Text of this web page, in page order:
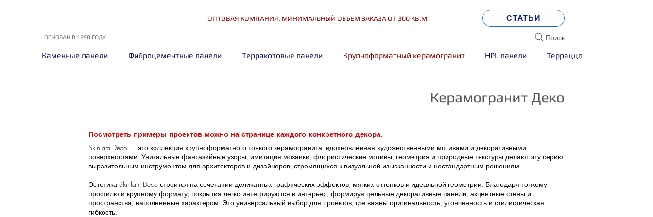
ОСНОВАН В 1998 ГОДУ
ОПТОВАЯ КОМПАНИЯ. МИНИМАЛЬНЫЙ ОБЪЕМ ЗАКАЗА ОТ 300 КВ.М СТАТЬИ
Поиск
Каменные панели
Фиброцементные панели Терракотовые панели Крупноформатный керамогранит HPL панели Терраццо
Керамогранит Деко
Посмотреть примеры проектов можно на странице каждого конкретного декора.
Skinlam Deco — это коллекция крупноформатного тонкого керамогранита, вдохновлённая художественными мотивами и декоративными
поверхностями. Уникальные фантазийные узоры, имитация мозаики, флористические мотивы, геометрия и природные текстуры делают эту серию
выразительным инструментом для архитекторов и дизайнеров, стремящихся к визуальной изысканности и нестандартным решениям.
Эстетика Skinlam Deco строится на сочетании деликатных графических эффектов, мягких оттенков и идеальной геометрии. Благодаря тонкому
профилю и крупному формату, покрытия легко интегрируются в интерьер, формируя цельные декоративные панели, акцентные стены и
пространства, наполненные характером. Это универсальный выбор для проектов, где важны оригинальность, утончённость и стилистическая
гибкость.